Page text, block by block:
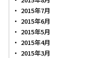
2015年7月
2015年6月
2015年5月
2015年4月
2015年3月